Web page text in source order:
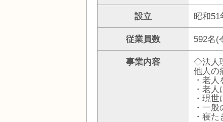
設立 昭和51
従業員数 592名(
事業内容
◇法人
他人の
・老
・老
・現
・一
・寝